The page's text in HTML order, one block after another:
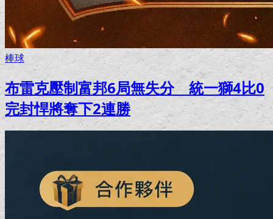
棒球
布雷克壓制富邦6局無失分 統一獅4比0
完封悍將奪下2連勝